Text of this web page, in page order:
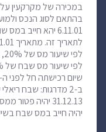
במכירה של מקרקעין
בהתאם לסוג הנכס
6.11.01 יהא חייב
ב-2 מדרגות: שבח
יהיה חייב במס שבח